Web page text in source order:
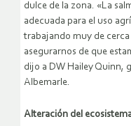
dulce de la zona. «La
adecuada para el uso
trabajando muy de
asegurarnos de que
dijo a DW Hailey Quinn,
Albemarle.
Alteración del